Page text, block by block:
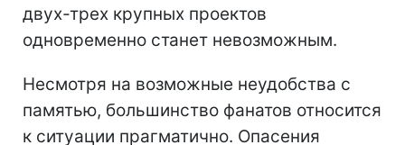
двух-трех крупных проектов
одновременно станет невозможным.
Несмотря на возможные неудобства с
памятью, большинство фанатов относится
к ситуации прагматично. Опасения